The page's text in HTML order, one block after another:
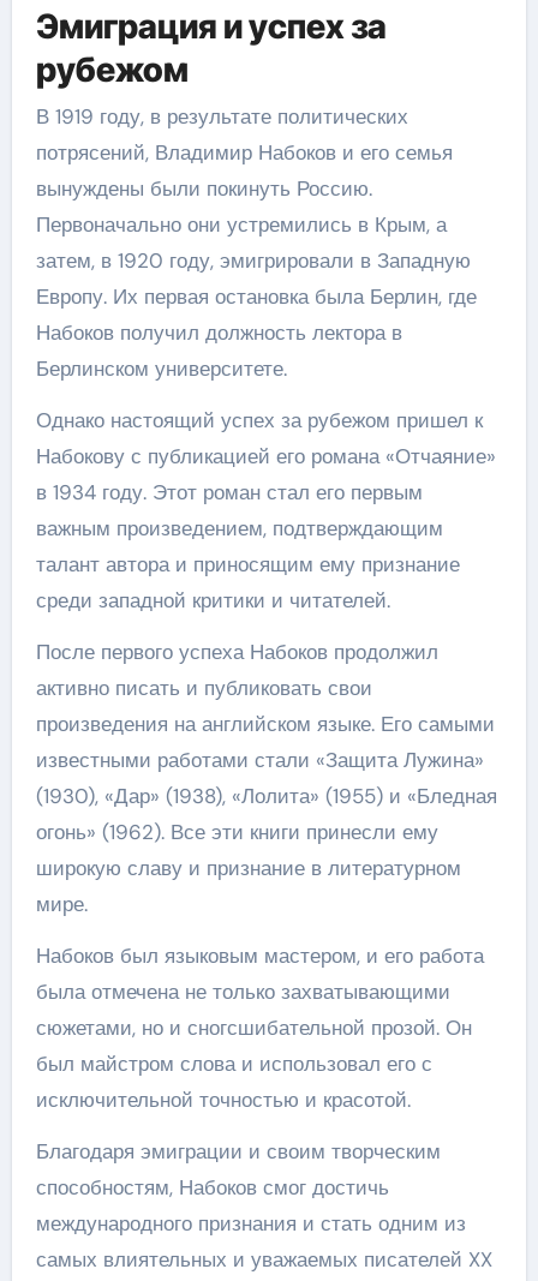
Эмиграция и успех за
рубежом
В 1919 году, в результате политических
потрясений, Владимир Набоков и его семья
вынуждены были покинуть Россию.
Первоначально они устремились в Крым, а
затем, в 1920 году, эмигрировали в Западную
Европу. Их первая остановка была Берлин, где
Набоков получил должность лектора в
Берлинском университете.
Однако настоящий успех за рубежом пришел к
Набокову с публикацией его романа «Отчаяние»
в 1934 году. Этот роман стал его первым
важным произведением, подтверждающим
талант автора и приносящим ему признание
среди западной критики и читателей.
После первого успеха Набоков продолжил
активно писать и публиковать свои
произведения на английском языке. Его самыми
известными работами стали «Защита Лужина»
(1930), «Дар» (1938), «Лолита» (1955) и «Бледная
огонь» (1962). Все эти книги принесли ему
широкую славу и признание в литературном
мире.
Набоков был языковым мастером, и его работа
была отмечена не только захватывающими
сюжетами, но и сногсшибательной прозой. Он
был майстром слова и использовал его с
исключительной точностью и красотой.
Благодаря эмиграции и своим творческим
способностям, Набоков смог достичь
международного признания и стать одним из
самых влиятельных и уважаемых писателей XX